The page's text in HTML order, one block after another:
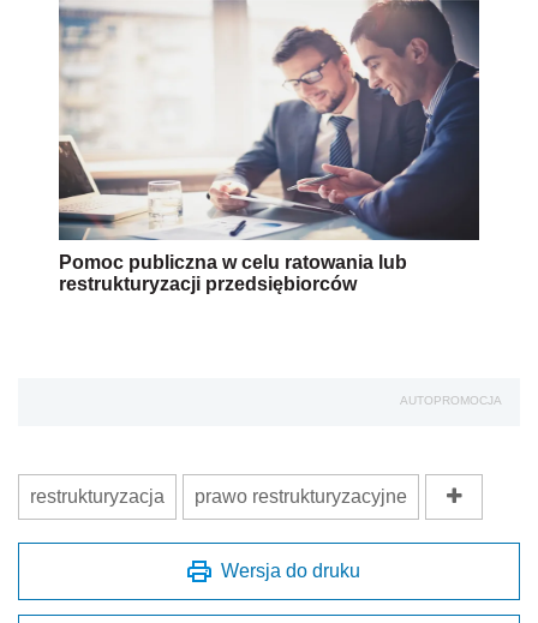
Pomoc publiczna w celu ratowania lub
restrukturyzacji przedsiębiorców
AUTOPROMOCJA
restrukturyzacja prawo restrukturyzacyjne
Wersja do druku